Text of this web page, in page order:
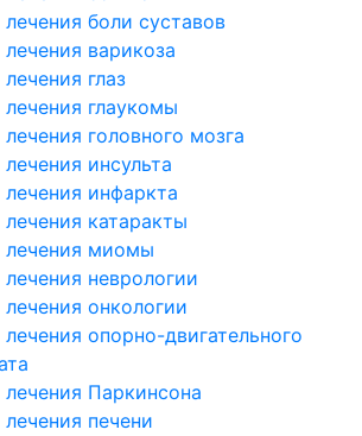
боли суставов
варикоза
глаз
лечения глаукомы
головного мозга
инсульта
лечения инфаркта
катаракты
лечения миомы
неврологии
онкологии
опорно-двигательного
лечения Паркинсона
печени